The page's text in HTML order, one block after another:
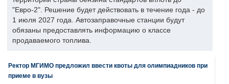
"Евро-2". Решение будет действовать в течение года - до
1 июля 2027 года. Автозаправочные станции будут
обязаны предоставлять информацию о классе
продаваемого топлива.
Ректор МГИМО предложил ввести квоты для олимпиадников при
приеме в вузы